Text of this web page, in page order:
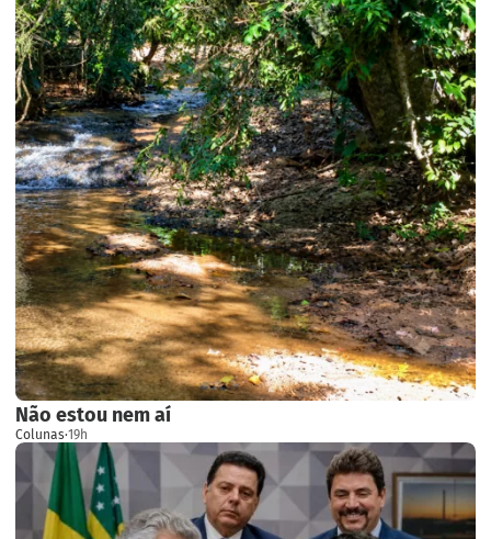
Não estou nem aí
Colunas·19h